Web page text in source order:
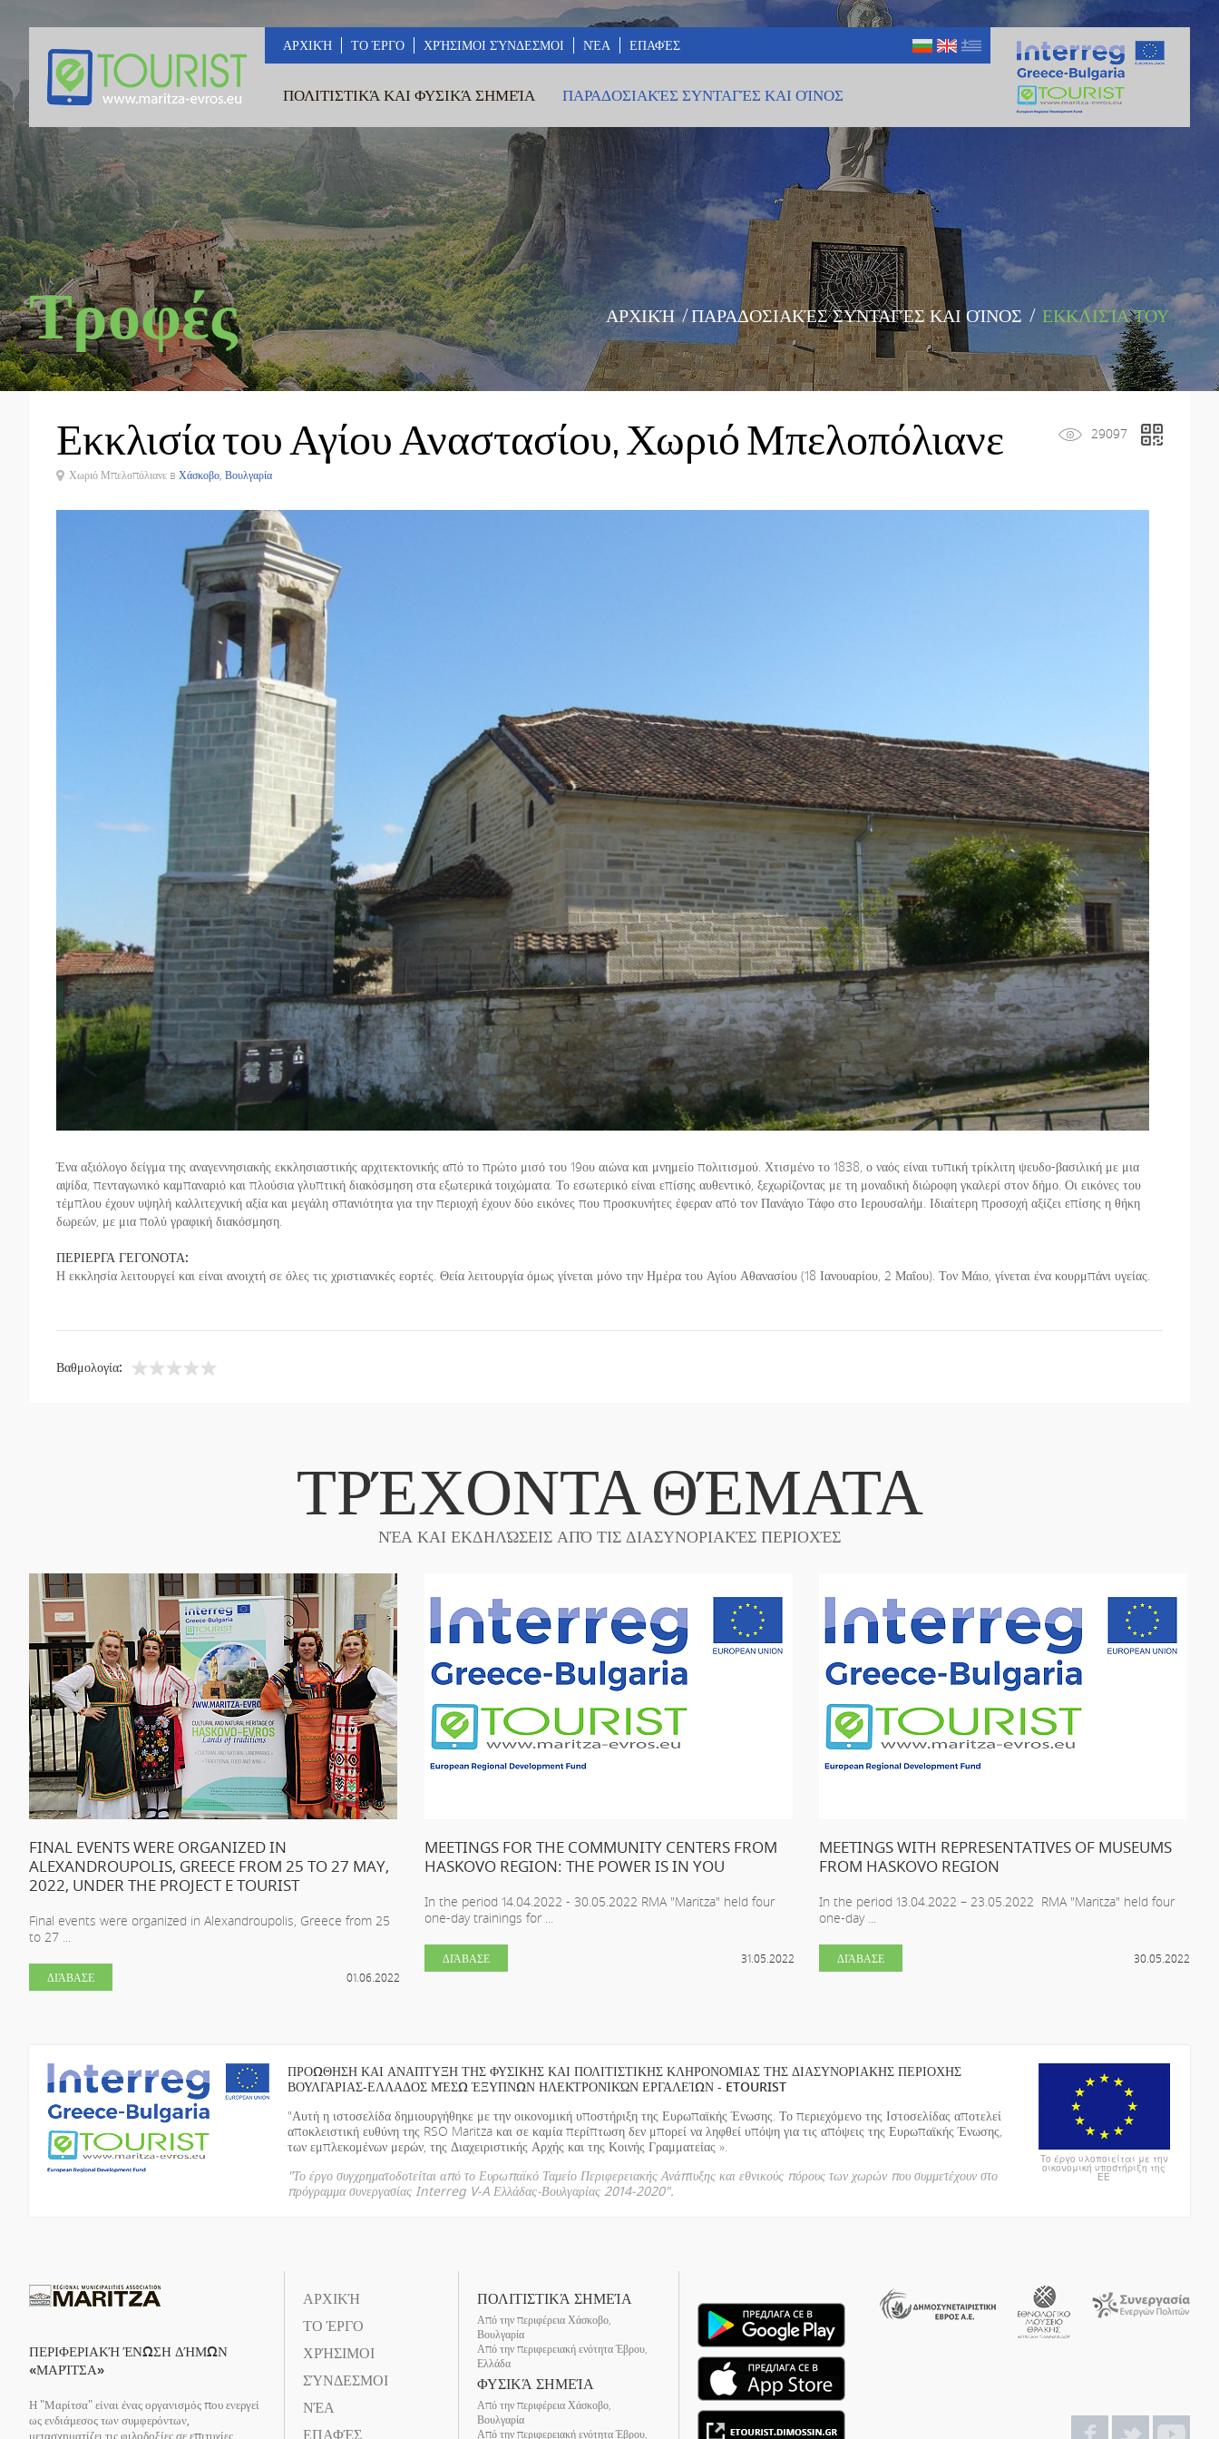
ΑΡΧΙΚΉ ΤΟ ΈΡΓΟ ΧΡΉΣΙΜΟΙ ΣΎΝΔΕΣΜΟΙ ΝΈΑ ΕΠΑΦΈΣ
ΠΟΛΙΤΙΣΤΙΚΆ ΚΑΙ ΦΥΣΙΚΆ ΣΗΜΕΊΑ ΠΑΡΑΔΟΣΙΑΚΈΣ ΣΥΝΤΑΓΈΣ ΚΑΙ ΟΊΝΟΣ
Τροφές ΑΡΧΙΚΉ/ΠΑΡΑΔΟΣΙΑΚΈΣ ΣΥΝΤΑΓΈΣ ΚΑΙ ΟΊΝΟΣ / ΕΚΚΛΙΣΊΑ ΤΟΥ ...
29097
Εκκλισία του Αγίου Αναστασίου, Χωριό Μπελοπόλιανε
Χωριό Μπελοπόλιανε в Χάσκοβο, Βουλγαρία
Ένα αξιόλογο δείγμα της αναγεννησιακής εκκλησιαστικής αρχιτεκτονικής από το πρώτο μισό του 19ου αιώνα και μνημείο πολιτισμού. Χτισμένο το 1838, ο ναός είναι τυπική τρίκλιτη ψευδο-βασιλική με μια
αψίδα, πενταγωνικό καμπαναριό και πλούσια γλυπτική διακόσμηση στα εξωτερικά τοιχώματα. Το εσωτερικό είναι επίσης αυθεντικό, ξεχωρίζοντας με τη μοναδική διώροφη γκαλερί στον δήμο. Οι εικόνες του
τέμπλου έχουν υψηλή καλλιτεχνική αξία και μεγάλη σπανιότητα για την περιοχή έχουν δύο εικόνες που προσκυνήτες έφεραν από τον Πανάγιο Τάφο στο Ιερουσαλήμ. Ιδιαίτερη προσοχή αξίζει επίσης η θήκη
δωρεών, με μια πολύ γραφική διακόσμηση.
ΠΕΡΙΕΡΓΑ ΓΕΓΟΝΟΤΑ:
Η εκκλησία λειτουργεί και είναι ανοιχτή σε όλες τις χριστιανικές εορτές. Θεία λειτουργία όμως γίνεται μόνο την Ημέρα του Αγίου Αθανασίου (18 Ιανουαρίου, 2 Μαΐου). Τον Μάιο, γίνεται ένα κουρμπάνι υγείας.
Βαθμολογία:
ΤΡΈΧΟΝΤΑ ΘΈΜΑΤΑ
ΝΈΑ ΚΑΙ ΕΚΔΗΛΏΣΕΙΣ ΑΠΌ ΤΙΣ ΔΙΑΣΥΝΟΡΙΑΚΈΣ ΠΕΡΙΟΧΈΣ
FINAL EVENTS WERE ORGANIZED IN
ALEXANDROUPOLIS, GREECE FROM 25 TO 27 MAY,
2022, UNDER THE PROJECT E TOURIST
Final events were organized in Alexandroupolis, Greece from 25
to 27 ...
01.06.2022
ΔΙΆΒΑΣΕ
MEETINGS FOR THE COMMUNITY CENTERS FROM
HASKOVO REGION: THE POWER IS IN YOU
In the period 14.04.2022 - 30.05.2022 RMA "Maritza" held four
one-day trainings for ...
31.05.2022
ΔΙΆΒΑΣΕ
MEETINGS WITH REPRESENTATIVES OF MUSEUMS
FROM HASKOVO REGION
In the period 13.04.2022 – 23.05.2022 RMA "Maritza" held four
one-day ...
30.05.2022
ΔΙΆΒΑΣΕ
ΠΡΟΩΘΗΣΗ ΚΑΙ ΑΝΑΠΤΥΞΗ ΤΗΣ ΦΥΣΙΚΗΣ ΚΑΙ ΠΟΛΙΤΙΣΤΙΚΗΣ ΚΛΗΡΟΝΟΜΙΑΣ ΤΗΣ ΔΙΑΣΥΝΟΡΙΑΚΗΣ ΠΕΡΙΟΧΗΣ
ΒΟΥΛΓΑΡΙΑΣ-ΕΛΛΑΔΟΣ ΜΈΣΩ ΈΞΥΠΝΩΝ ΗΛΕΚΤΡΟΝΙΚΏΝ ΕΡΓΑΛΕΊΩΝ - ETOURIST
"Αυτή η ιστοσελίδα δημιουργήθηκε με την οικονομική υποστήριξη της Ευρωπαϊκής Ένωσης. Το περιεχόμενο της Ιστοσελίδας αποτελεί
αποκλειστική ευθύνη της RSO Maritza και σε καμία περίπτωση δεν μπορεί να ληφθεί υπόψη για τις απόψεις της Ευρωπαϊκής Ένωσης,
των εμπλεκομένων μερών, της Διαχειριστικής Αρχής και της Κοινής Γραμματείας ».
"Το έργο συγχρηματοδοτείται από το Ευρωπαϊκό Ταμείο Περιφερειακής Ανάπτυξης και εθνικούς πόρους των χωρών που συμμετέχουν στο
πρόγραμμα συνεργασίας Interreg V-A Ελλάδας-Βουλγαρίας 2014-2020".
Το έργο υλοποιείται με την
οικονομική υποστήριξη της
ΕΕ
ΠΕΡΙΦΕΡΙΑΚΉ ΈΝΩΣΗ ΔΉΜΩΝ
«ΜΑΡΊΤΣΑ»
Η "Μαρίτσα" είναι ένας οργανισμός που ενεργεί
ως ενδιάμεσος των συμφερόντων,
μετασχηματίζει τις φιλοδοξίες σε επιτυχίες,
ΑΡΧΙΚΉ
ΤΟ ΈΡΓΟ
ΧΡΉΣΙΜΟΙ
ΣΎΝΔΕΣΜΟΙ
ΝΈΑ
ΕΠΑΦΈΣ
ΠΟΛΙΤΙΣΤΙΚΆ ΣΗΜΕΊΑ
Από την περιφέρεια Χάσκοβο,
Βουλγαρία
Από την περιφερειακή ενότητα Έβρου,
Ελλάδα
ΦΥΣΙΚΆ ΣΗΜΕΊΑ
Από την περιφέρεια Χάσκοβο,
Βουλγαρία
Από την περιφερειακή ενότητα Έβρου,